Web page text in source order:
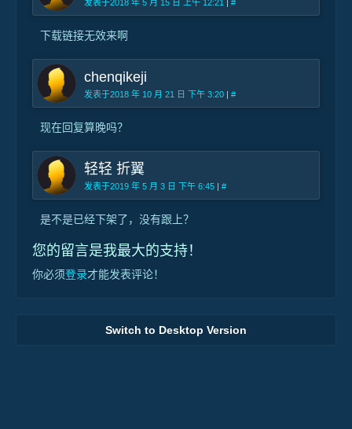
发表于2018 年 5 月 15 日 上午 12:21 #
下载链接无效来啊
chenqikeji
发表于2018 年 10 月 21 日 下午 3:20 | #
现在回复算晚吗？
轻轻 折翼
发表于2019 年 5 月 3 日 下午 6:45 | #
是不是已经下架了，没有跟上？
您的留言是我最大的支持！
你必须登录才能发表评论！
Switch to Desktop Version